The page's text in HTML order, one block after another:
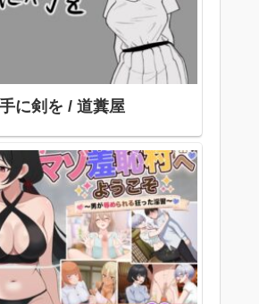
に剣を / 道糞屋